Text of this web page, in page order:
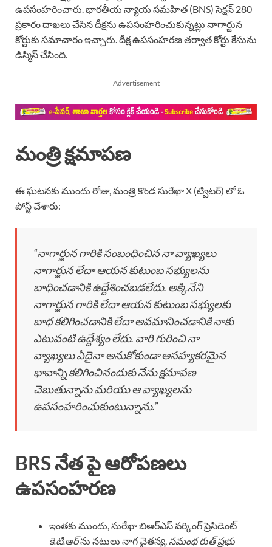
ఉపసంహరించారు. భారతీయ న్యాయ సమహిత (BNS) సెక్షన్ 280
ప్రకారం దాఖలు చేసిన దీక్షను ఉపసంహరించుకున్నట్లు నాగార్జున
కోర్టుకు సమాచారం ఇచ్చారు. దీక్ష ఉపసంహరణ తర్వాత కోర్టు కేసును
డిస్మిస్ చేసింది.
Advertisement
మంత్రి క్షమాపణ
ఈ ఘటనకు ముందు రోజు, మంత్రి కొండ సురేఖా X (ట్విటర్) లో ఓ
పోస్ట్ చేశారు:
“నాగార్జున గారికి సంబంధించిన నా వ్యాఖ్యలు
నాగార్జున లేదా ఆయన కుటుంబ సభ్యులను
బాధించడానికి ఉద్దేశించబడలేదు. అక్కినేని
నాగార్జున గారికి లేదా ఆయన కుటుంబ సభ్యులకు
బాధ కలిగించడానికి లేదా అవమానించడానికి నాకు
ఎటువంటి ఉద్దేశ్యం లేదు. వారి గురించి నా
వ్యాఖ్యలు ఏదైనా అనుకోకుండా అసహ్యకరమైన
భావాన్ని కలిగించినందుకు నేను క్షమాపణ
చెబుతున్నాను మరియు ఆ వ్యాఖ్యలను
ఉపసంహరించుకుంటున్నాను.”
BRS నేత పై ఆరోపణలు
ఉపసంహరణ
ఇంతకు ముందు, సురేఖా బిఆర్ఎస్ వర్కింగ్ ప్రెసిడెంట్
కె.టి.ఆర్ను నటులు నాగ చైతన్య, సమంథ రుత్ ప్రభు